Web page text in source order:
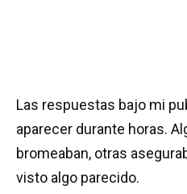
Las respuestas bajo mi
aparecer durante horas.
bromeaban, otras
visto algo parecido.